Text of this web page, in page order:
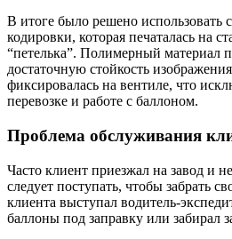
В итоге было решено использовать
кодировки, которая печаталась на
“петелька”. Полимерный материал
достаточную стойкость
фиксировалась на вентиле, что
перевозке и работе с баллоном.
Проблема обслуживания
Часто клиент приезжал на завод и
следует поступать, чтобы забрать
клиента выступал водитель-
баллоны под заправку или забирал